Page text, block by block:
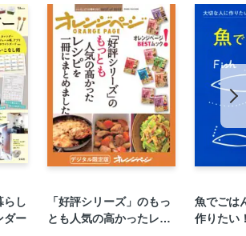
レスの作り方を知っておく
ちりつもなケアを習慣化
出かけるための準備は怠りなく
いても慌てず正しく対処できる
対応スキルを上げておく／【22】突然の
動じない
からきちんと、まで ポチるときは「おう
言葉
らし
ダー
「好評シリーズ」のもっ
とも人気の高かったレシ
魚でごは
作りたい